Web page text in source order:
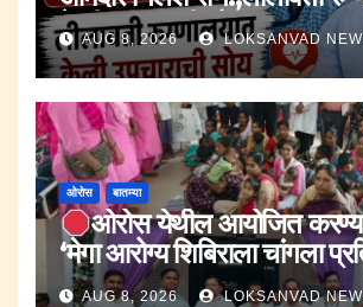
केली उपचाराची सोय.
AUG 8, 2026 LOKSANVAD
ओरोस बातम्या
ओरोस येथील आयोजित
‘मेगा आरोग्य शिबिराला चांगला
AUG 8, 2026 LOKSANVAD